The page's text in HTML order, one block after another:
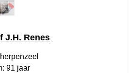
J.H. Renes
91 jaar